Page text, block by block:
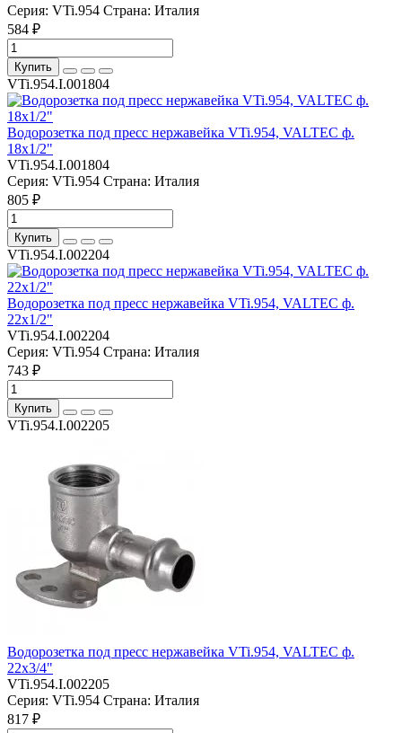
Серия: VTi.954 Страна: Италия
584 ₽
Купить
VTi.954.I.001804
Водорозетка под пресс нержавейка VTi.954, VALTEC ф.
18х1/2"
VTi.954.I.001804
Серия: VTi.954 Страна: Италия
805 ₽
Купить
VTi.954.I.002204
Водорозетка под пресс нержавейка VTi.954, VALTEC ф.
22х1/2"
VTi.954.I.002204
Серия: VTi.954 Страна: Италия
743 ₽
Купить
VTi.954.I.002205
Водорозетка под пресс нержавейка VTi.954, VALTEC ф.
22х3/4"
VTi.954.I.002205
Серия: VTi.954 Страна: Италия
817 ₽